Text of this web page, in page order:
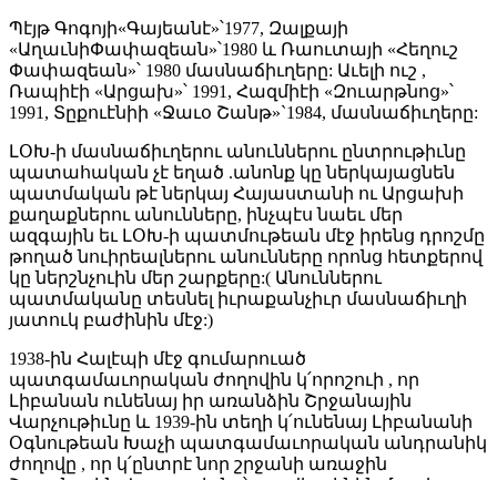
Պէյթ Գոգոյի«Գայեանէ»՝1977, Զալքայի
«ԱղաւնիՓափազեան»՝1980 և Ռաուտայի «Հեղուշ
Փափազեան»՝ 1980 մասնաճիւղերը: Աւելի ուշ ,
Ռապիէի «Արցախ»՝ 1991, Հազմիէի «Զուարթնոց»՝
1991, Տըքուէնիի «Ջաւօ Շանթ»`1984, մասնաճիւղերը:
ԼՕԽ-ի մասնաճիւղերու անուններու ընտրութիւնը
պատահական չէ եղած .անոնք կը ներկայացնեն
պատմական թէ ներկայ Հայաստանի ու Արցախի
քաղաքներու անունները, ինչպէս նաեւ մեր
ազգային եւ ԼՕԽ-ի պատմութեան մէջ իրենց դրոշմը
թողած նուիրեալներու անունները որոնց հետքերով
կը ներշնչուին մեր շարքերը:( Անուններու
պատմականը տեսնել իւրաքանչիւր մասնաճիւղի
յատուկ բաժինին մէջ:)
1938-ին Հալէպի մէջ գումարուած
պատգամաւորական ժողովին կ՛որոշուի , որ
Լիբանան ունենայ իր առանձին Շրջանային
Վարչութիւնը և 1939-ին տեղի կ՛ունենայ Լիբանանի
Օգնութեան Խաչի պատգամաւորական անդրանիկ
ժողովը , որ կ՛ընտրէ նոր շրջանի առաջին